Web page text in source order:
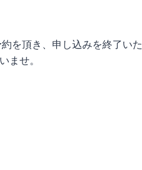
を頂き、申し込みを終了いた
ませ。